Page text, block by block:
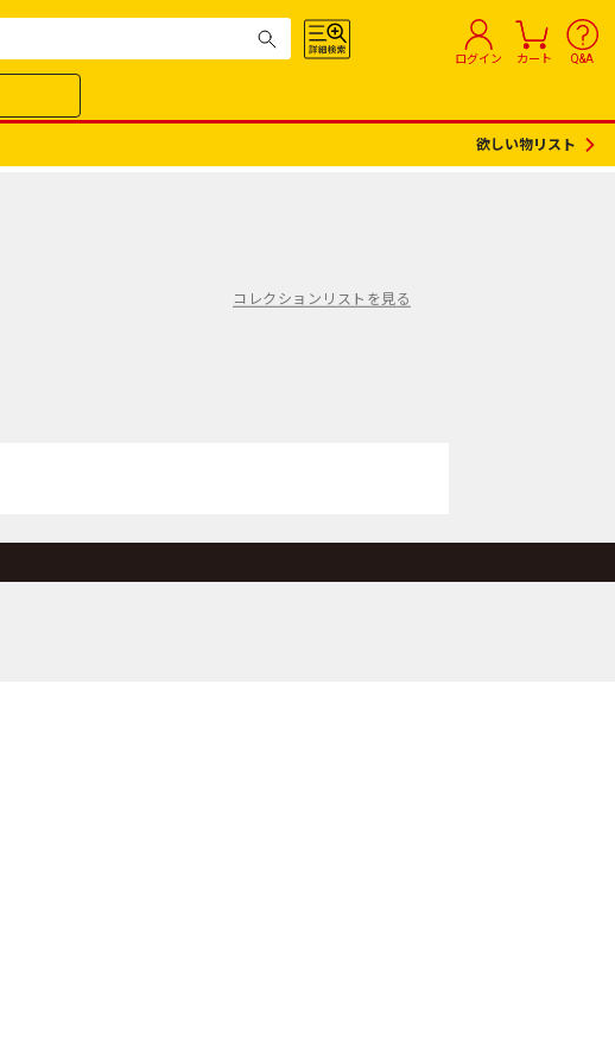
ログイン カート Q&A
欲しい物リスト
コレクションリストを見る